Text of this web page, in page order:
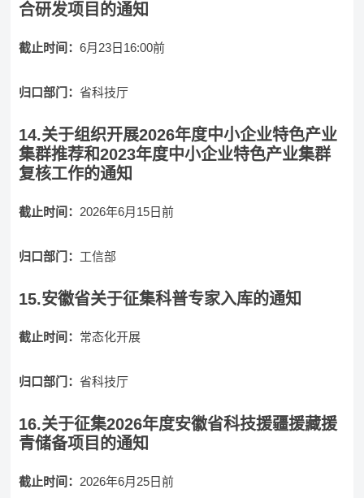
合研发项目的通知
截止时间：6月23日16:00前
归口部门：省科技厅
14.关于组织开展2026年度中小企业特色产业
集群推荐和2023年度中小企业特色产业集群
复核工作的通知
截止时间： 2026年6月15日前
归口部门： 工信部
15.安徽省关于征集科普专家入库的通知
截止时间： 常态化开展
归口部门：省科技厅
16.关于征集2026年度安徽省科技援疆援藏援
青储备项目的通知
截止时间： 2026年6月25日前